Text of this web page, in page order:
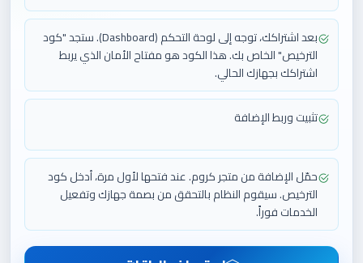
بعد اشتراكك، توجه إلى لوحة التحكم (Dashboard). ستجد "كود
الترخيص" الخاص بك. هذا الكود هو مفتاح الأمان الذي يربط
اشتراكك بجهازك الحالي.
تثبيت وربط الإضافة
حمّل الإضافة من متجر كروم. عند فتحها لأول مرة، أدخل كود
الترخيص. سيقوم النظام بالتحقق من بصمة جهازك وتفعيل
الخدمات فوراً.